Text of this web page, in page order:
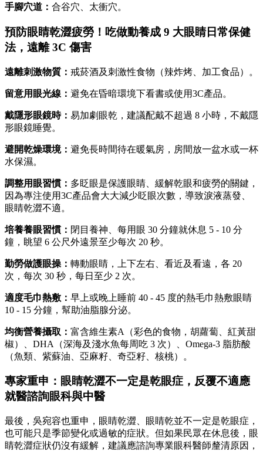
手腳穴道： 合谷穴、太衝穴。
預防眼睛乾澀疲勞！吃做動養成 9 大眼睛日常保健
法，遠離 3C 傷害
遠離刺激物質： 戒菸酒及刺激性食物（辣炸烤、加工食品）。
留意用眼光線： 避免在昏暗環境下看書或使用3C產品。
戴隱形眼鏡時： 易加劇眼乾，建議配戴不超過 8 小時，不戴隱
形眼鏡睡覺。
避開乾燥環境： 避免長時間待在暖氣房，房間放一盆水或一杯
水保濕。
調整用眼習慣： 多眨眼是保護眼睛、緩解乾眼和疲勞的關鍵，
因為專注使用3C產品會大大減少眨眼次數，導致淚液蒸發、
眼睛乾澀不適。
培養養眼習慣： 閉目養神、每用眼 30 分鐘就休息 5 - 10 分
鐘，眺望 6 公尺外遠景至少每次 20 秒。
勤勞做護眼操： 轉動眼睛，上下左右、看近及看遠，各 20
次，每次 30 秒，每日至少 2 次。
適度毛巾熱敷： 早上或晚上睡前 40 - 45 度的熱毛巾熱敷眼睛
10 - 15 分鐘，幫助油脂腺分泌。
均衡營養攝取： 富含維生素A（彩色的食物，胡蘿蔔、紅黃甜
椒）、DHA（深海及淺水魚每周吃 3 次）、Omega-3 脂肪酸
（魚類、紫蘇油、亞麻籽、奇亞籽、核桃）。
專家重申：眼睛乾澀不一定是乾眼症，反覆不適應
就醫諮詢眼科與中醫
最後，吳宛容也重申，眼睛乾澀、眼睛乾並不一定是乾眼症，
也可能只是季節變化或過敏的症狀。但如果民眾在休息後，眼
睛乾澀症狀仍沒有緩解，建議應諮詢專業眼科醫師釐清原因，